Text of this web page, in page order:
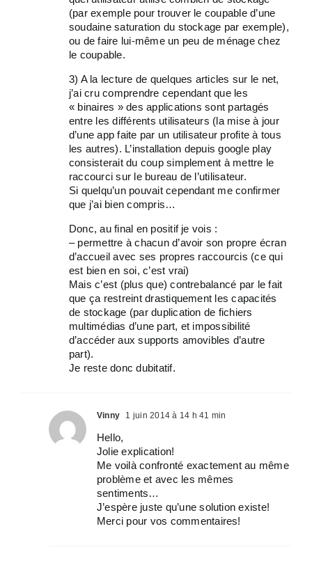
(par exemple pour trouver le coupable d’une
soudaine saturation du stockage par exemple),
ou de faire lui-même un peu de ménage chez
le coupable.
3) A la lecture de quelques articles sur le net,
j’ai cru comprendre cependant que les
« binaires » des applications sont partagés
entre les différents utilisateurs (la mise à jour
d’une app faite par un utilisateur profite à tous
les autres). L’installation depuis google play
consisterait du coup simplement à mettre le
raccourci sur le bureau de l’utilisateur.
Si quelqu’un pouvait cependant me confirmer
que j’ai bien compris…
Donc, au final en positif je vois :
– permettre à chacun d’avoir son propre écran
d’accueil avec ses propres raccourcis (ce qui
est bien en soi, c’est vrai)
Mais c’est (plus que) contrebalancé par le fait
que ça restreint drastiquement les capacités
de stockage (par duplication de fichiers
multimédias d’une part, et impossibilité
d’accéder aux supports amovibles d’autre
part).
Je reste donc dubitatif.
Vinny 1 juin 2014 à 14 h 41 min
Hello,
Jolie explication!
Me voilà confronté exactement au même
problème et avec les mêmes
sentiments…
J’espère juste qu’une solution existe!
Merci pour vos commentaires!